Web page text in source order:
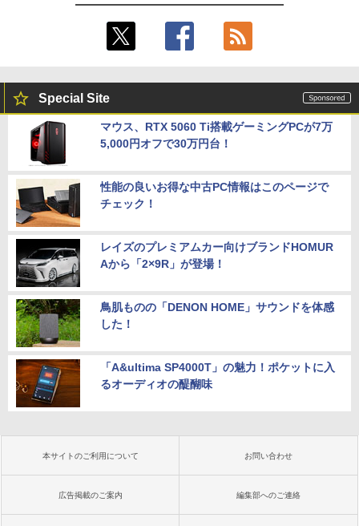
Special Site
マウス、RTX 5060 Ti搭載ゲーミングPCが7万
5,000円オフで30万円台！
性能の良いお得な中古PC情報はこのページで
チェック！
レイズのプレミアムカー向けブランドHOMUR
Aから「2×9R」が登場！
鳥肌ものの「DENON HOME」サウンドを体感
した！
「A&ultima SP4000T」の魅力！ポケットに入
るオーディオの醍醐味
本サイトのご利用について お問い合わせ
広告掲載のご案内 編集部へのご連絡